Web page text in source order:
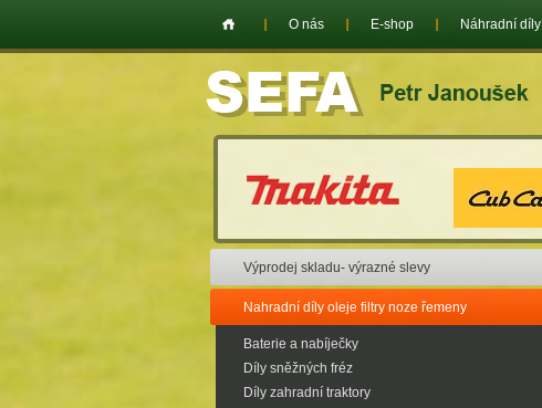
O nás E-shop Náhradní díly
Výprodej skladu- výrazné slevy
Nahradní díly oleje filtry noze řemeny
Baterie a nabíječky
Díly sněžných fréz
Díly zahradní traktory